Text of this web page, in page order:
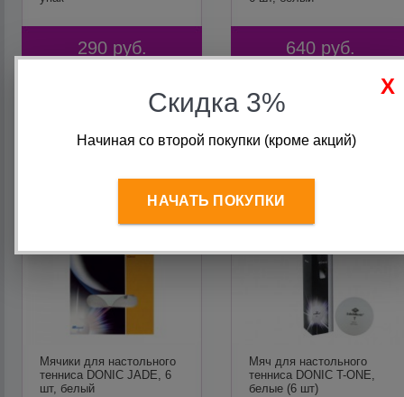
290 руб. 640 руб.
Мячики для настольного
тенниса DONIC JADE, 6
шт, белый
Мяч для настольного
тенниса DONIC T-ONE,
белые (6 шт)
Скидка 3%
Начиная со второй покупки (кроме акций)
НАЧАТЬ ПОКУПКИ